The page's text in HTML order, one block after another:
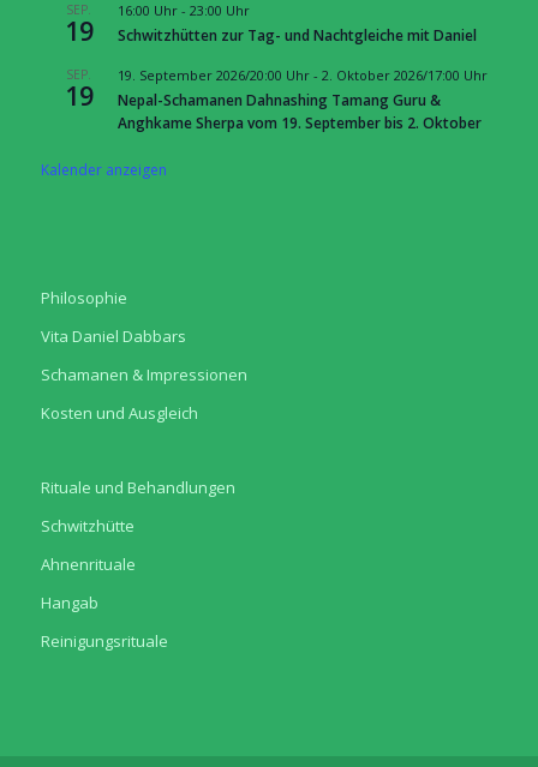
SEP.
19
16:00 Uhr- 23:00 Uhr
Schwitzhütten zur Tag- und Nachtgleiche mit Daniel
SEP.
19
19. September 2026/20:00 Uhr- 2. Oktober 2026/17:00 Uhr
Nepal-Schamanen Dahnashing Tamang Guru &
Anghkame Sherpa vom 19. September bis 2. Oktober
Kalender anzeigen
Philosophie
Vita Daniel Dabbars
Schamanen & Impressionen
Kosten und Ausgleich
Rituale und Behandlungen
Schwitzhütte
Ahnenrituale
Hangab
Reinigungsrituale